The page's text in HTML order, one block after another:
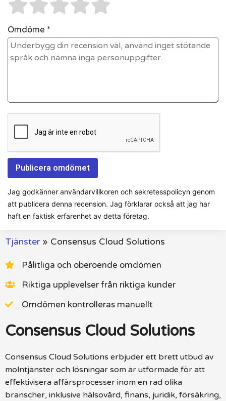
Omdöme *
Jag godkänner användarvillkoren och sekretesspolicyn genom
att publicera denna recension. Jag förklarar också att jag har
haft en faktisk erfarenhet av detta företag.
Tjänster» Consensus Cloud Solutions
Pålitliga och oberoende omdömen
Riktiga upplevelser från riktiga kunder
Omdömen kontrolleras manuellt
Consensus Cloud Solutions
Consensus Cloud Solutions erbjuder ett brett utbud av
molntjänster och lösningar som är utformade för att
effektivisera affärsprocesser inom en rad olika
branscher, inklusive hälsovård, finans, juridik, försäkring,